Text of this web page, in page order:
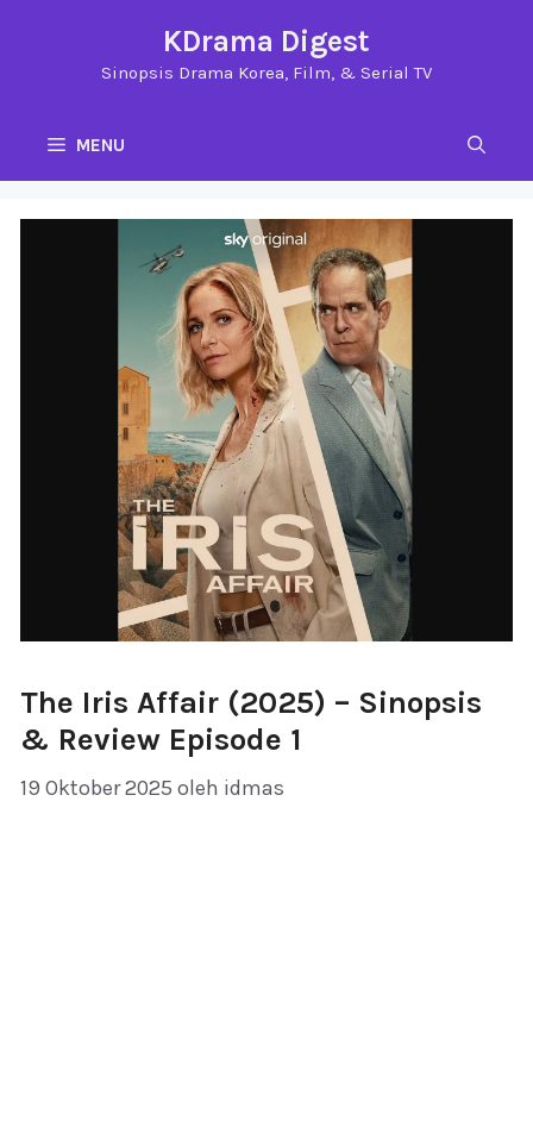
KDrama Digest
Sinopsis Drama Korea, Film, & Serial TV
MENU
The Iris Affair (2025) – Sinopsis
& Review Episode 1
19 Oktober 2025 oleh idmas